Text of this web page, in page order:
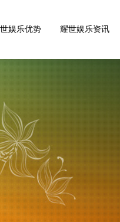
娱乐优势 耀世娱乐资讯